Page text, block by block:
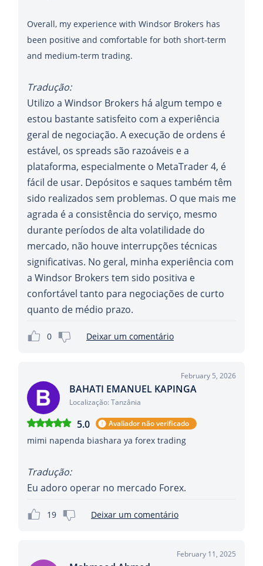
Overall, my experience with Windsor Brokers has
been positive and comfortable for both short-term
Tradução:
Utilizo a Windsor Brokers há algum tempo e
estou bastante satisfeito com a experiência
geral de negociação. A execução de ordens é
estável, os spreads são razoáveis ​​e a
plataforma, especialmente o MetaTrader 4, é
fácil de usar. Depósitos e saques também têm
sido realizados sem problemas. O que mais me
agrada é a consistência do serviço, mesmo
durante períodos de alta volatilidade do
mercado, não houve interrupções técnicas
significativas. No geral, minha experiência com
a Windsor Brokers tem sido positiva e
confortável tanto para negociações de curto
quanto de médio prazo.
0 Deixar um comentário
February 5, 2026
BAHATI EMANUEL KAPINGA
Localização: Tanzânia
5.0 Avaliador não verificado
mimi napenda biashara ya forex trading
Tradução:
Eu adoro operar no mercado Forex.
19 Deixar um comentário
February 11, 2025